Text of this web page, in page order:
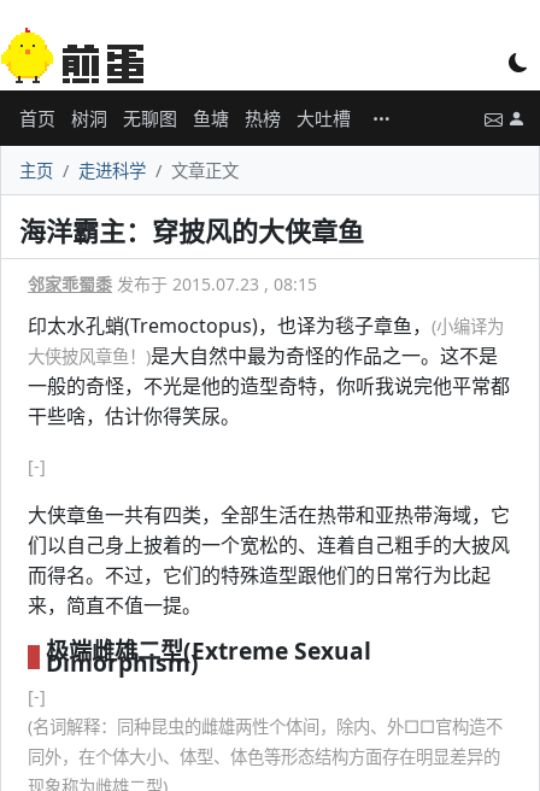
首页 树洞 无聊图 鱼塘 热榜 大吐槽
主页 走进科学 文章正文
海洋霸主：穿披风的大侠章鱼
邻家乖蜀黍 发布于 2015.07.23 , 08:15
印太水孔蛸(Tremoctopus)，也译为毯子章鱼， (小编译为
大侠披风章鱼！)是大自然中最为奇怪的作品之一。这不是
一般的奇怪，不光是他的造型奇特，你听我说完他平常都
干些啥，估计你得笑尿。
[-]
大侠章鱼一共有四类，全部生活在热带和亚热带海域，它
们以自己身上披着的一个宽松的、连着自己粗手的大披风
而得名。不过，它们的特殊造型跟他们的日常行为比起
来，简直不值一提。
极端雌雄二型(Extreme Sexual
Dimorphism)
[-]
(名词解释：同种昆虫的雌雄两性个体间，除内、外□□官构造不
同外，在个体大小、体型、体色等形态结构方面存在明显差异的